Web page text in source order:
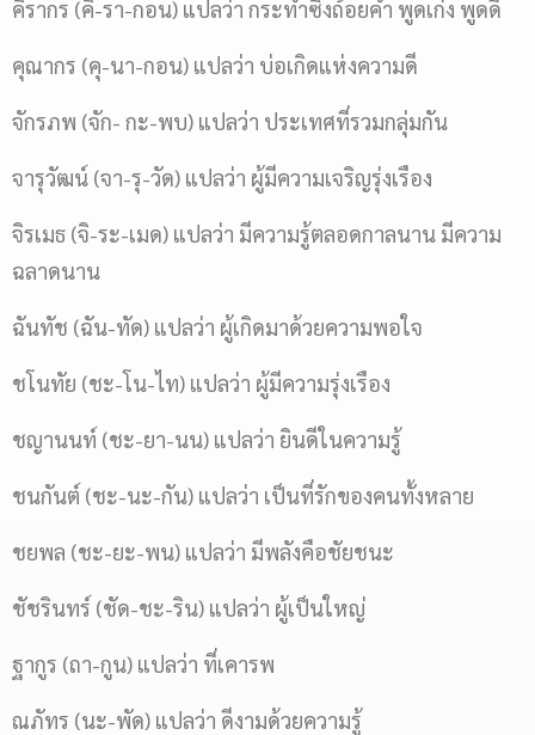
คิรากร (คิ-รา-กอน) แปลว่า กระทำซึ่งถ้อยคำ พูดเก่ง พูดดี
คุณากร (คุ-นา-กอน) แปลว่า บ่อเกิดแห่งความดี
จักรภพ (จัก- กะ-พบ) แปลว่า ประเทศที่รวมกลุ่มกัน
จารุวัฒน์ (จา-รุ-วัด) แปลว่า ผู้มีความเจริญรุ่งเรือง
จิรเมธ (จิ-ระ-เมด) แปลว่า มีความรู้ตลอดกาลนาน มีความ
ฉลาดนาน
ฉันทัช (ฉัน-ทัด) แปลว่า ผู้เกิดมาด้วยความพอใจ
ชโนทัย (ชะ-โน-ไท) แปลว่า ผู้มีความรุ่งเรือง
ชญานนท์ (ชะ-ยา-นน) แปลว่า ยินดีในความรู้
ชนกันต์ (ชะ-นะ-กัน) แปลว่า เป็นที่รักของคนทั้งหลาย
ชยพล (ชะ-ยะ-พน) แปลว่า มีพลังคือชัยชนะ
ชัชรินทร์ (ชัด-ชะ-ริน) แปลว่า ผู้เป็นใหญ่
ฐากูร (ถา-กูน) แปลว่า ที่เคารพ
ณภัทร (นะ-พัด) แปลว่า ดีงามด้วยความรู้